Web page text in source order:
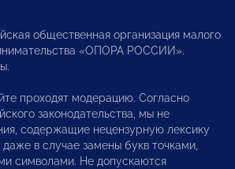
общественная организация малого
«ОПОРА РОССИИ».
проходят модерацию. Согласно
законодательства, мы не
содержащие нецензурную лексику
в случае замены букв точками,
символами. Не допускаются